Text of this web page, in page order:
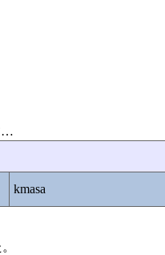
…
kmasa